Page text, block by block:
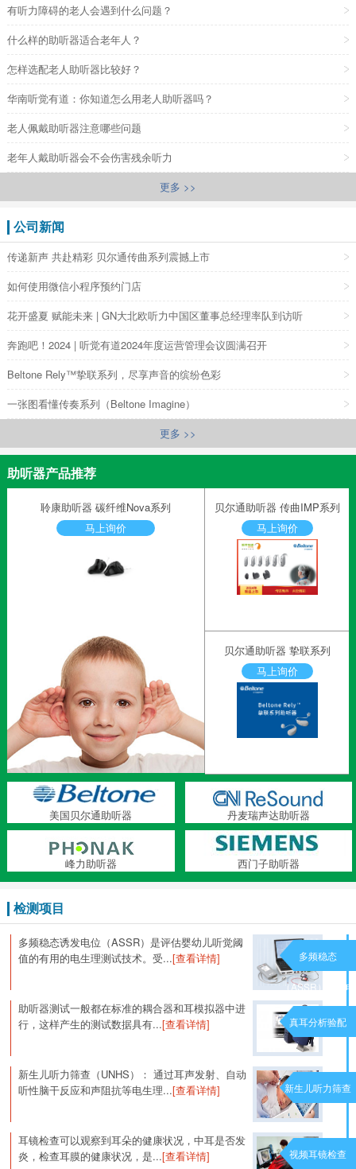
有听力障碍的老人会遇到什么问题？
什么样的助听器适合老年人？
怎样选配老人助听器比较好？
华南听觉有道：你知道怎么用老人助听器吗？
老人佩戴助听器注意哪些问题
老年人戴助听器会不会伤害残余听力
更多 >>
公司新闻
传递新声 共赴精彩 贝尔通传曲系列震撼上市
如何使用微信小程序预约门店
花开盛夏 赋能未来 | GN大北欧听力中国区董事总经理率队到访听
奔跑吧！2024 | 听觉有道2024年度运营管理会议圆满召开
Beltone Rely™挚联系列，尽享声音的缤纷色彩
一张图看懂传奏系列（Beltone Imagine）
更多 >>
助听器产品推荐
聆康助听器 碳纤维Nova系列
马上询价
贝尔通助听器 传曲IMP系列
马上询价
贝尔通助听器 挚联系列
马上询价
美国贝尔通助听器 丹麦瑞声达助听器
峰力助听器 西门子助听器
检测项目
多频稳态诱发电位（ASSR）是评估婴幼儿听觉阈
值的有用的电生理测试技术。受...[查看详情] 多频稳态
（ASSR）诱发电
位
助听器测试一般都在标准的耦合器和耳模拟器中进
行，这样产生的测试数据具有...[查看详情] 真耳分析验配
新生儿听力筛查（UNHS）： 通过耳声发射、自动
听性脑干反应和声阻抗等电生理...[查看详情] 新生儿听力筛查
耳镜检查可以观察到耳朵的健康状况，中耳是否发
炎，检查耳膜的健康状况，是...[查看详情] 视频耳镜检查